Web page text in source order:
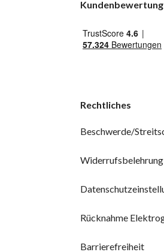
Kundenbewertung
Rechtliches
Beschwerde/
Widerrufsbelehrung
Rücknahme
Barrierefreiheit